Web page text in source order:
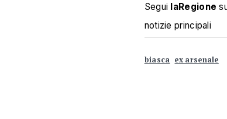
Segui laRegione
notizie principali
biasca ex arsenale